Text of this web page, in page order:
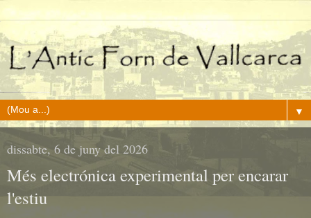
▼
dissabte, 6 de juny del 2026
Més electrónica experimental per encarar
l'estiu